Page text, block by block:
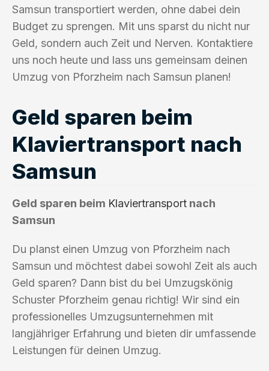
Samsun transportiert werden, ohne dabei dein
Budget zu sprengen. Mit uns sparst du nicht nur
Geld, sondern auch Zeit und Nerven. Kontaktiere
uns noch heute und lass uns gemeinsam deinen
Umzug von Pforzheim nach Samsun planen!
Geld sparen beim
Klaviertransport nach
Samsun
Geld sparen beim Klaviertransport nach
Samsun
Du planst einen Umzug von Pforzheim nach
Samsun und möchtest dabei sowohl Zeit als auch
Geld sparen? Dann bist du bei Umzugskönig
Schuster Pforzheim genau richtig! Wir sind ein
professionelles Umzugsunternehmen mit
langjähriger Erfahrung und bieten dir umfassende
Leistungen für deinen Umzug.